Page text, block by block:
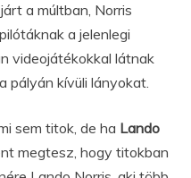
a múltban, Norris
a jelenlegi
videojátékokkal látnak
pályán kívüli lányokat.
sem titok, de ha Lando
megtesz, hogy titokban